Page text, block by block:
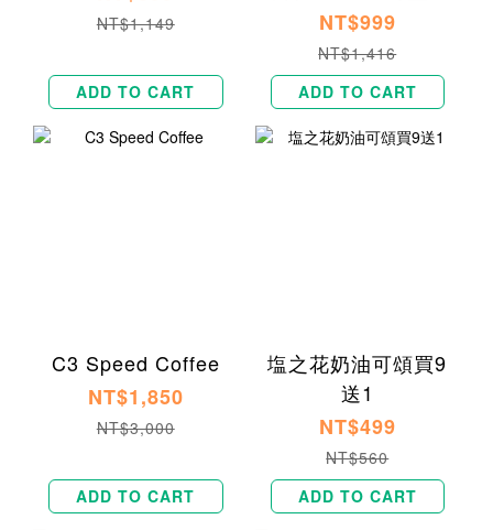
NT$1,149
ADD TO CART
糖貝果1入
NT$999
NT$1,416
ADD TO CART
C3 Speed Coffee
NT$1,850
NT$3,000
ADD TO CART
塩之花奶油可頌買9
送1
NT$499
NT$560
ADD TO CART